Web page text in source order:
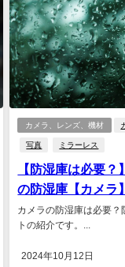
カメラ、レンズ、機材
写真 ミラーレス
【防湿庫は必要？
の防湿庫【カメラ】
カメラの防湿庫は必要？
トの紹介です。...
2024年10月12日